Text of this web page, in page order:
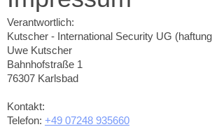
Verantwortlich:
Kutscher - International Security UG
Uwe Kutscher
Bahnhofstraße 1
76307 Karlsbad
Kontakt:
Telefon: +49 07248 935660